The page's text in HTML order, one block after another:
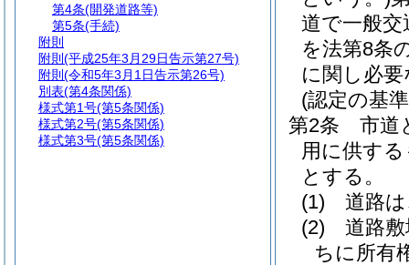
道で一般
を法第8条
に関し必
(認定の基
第2条
市道
用に供す
とする。
(1)
道路
(2)
道路
ちに所有
第4条(開発道路等)
第5条(手続)
附則
附則 (平成25年3月29日告示第27号)
附則 (令和5年3月1日告示第26号)
別表(第4条関係)
様式第1号(第5条関係)
様式第2号(第5条関係)
様式第3号(第5条関係)